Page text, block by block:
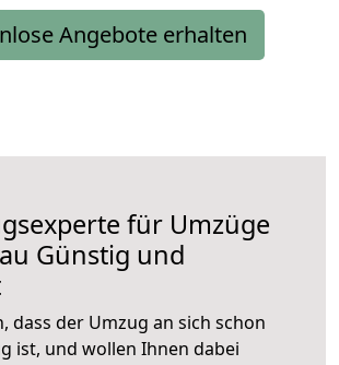
Angebote erhalten
für Umzüge
Günstig und
dass der Umzug an sich schon
ist, und wollen Ihnen dabei